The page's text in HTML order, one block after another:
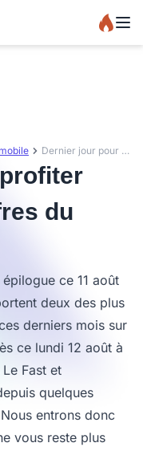
Dernier jour pour profiter des meilleures offres du réseau Orange
du
ce 11 août
deux des plus
derniers mois sur
ce lundi 12 août à
Fast et
quelques
entrons donc
vous reste plus